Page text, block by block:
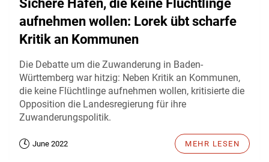
Sichere Häfen, die keine Flüchtlinge
aufnehmen wollen: Lorek übt scharfe
Kritik an Kommunen
Die Debatte um die Zuwanderung in Baden-
Württemberg war hitzig: Neben Kritik an Kommunen,
die keine Flüchtlinge aufnehmen wollen, kritisierte die
Opposition die Landesregierung für ihre
Zuwanderungspolitik.
June 2022 MEHR LESEN